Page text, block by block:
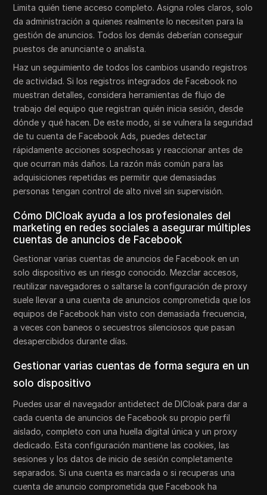
Limita quién tiene acceso completo. Asigna roles claros, solo
da administración a quienes realmente lo necesiten para la
gestión de anuncios. Todos los demás deberían conseguir
puestos de anunciante o analista.
Haz un seguimiento de todos los cambios usando registros
de actividad. Si los registros integrados de Facebook no
muestran detalles, considera herramientas de flujo de
trabajo del equipo que registran quién inicia sesión, desde
dónde y qué hacen. De este modo, si se vulnera la seguridad
de tu cuenta de Facebook Ads, puedes detectar
rápidamente acciones sospechosas y reaccionar antes de
que ocurran más daños. La razón más común para las
adquisiciones repetidas es permitir que demasiadas
personas tengan control de alto nivel sin supervisión.
Cómo DICloak ayuda a los profesionales del
marketing en redes sociales a asegurar múltiples
cuentas de anuncios de Facebook
Gestionar varias cuentas de anuncios de Facebook en un
solo dispositivo es un riesgo conocido. Mezclar accesos,
reutilizar navegadores o saltarse la configuración de proxy
suele llevar a una cuenta de anuncios comprometida que los
equipos de Facebook han visto con demasiada frecuencia,
a veces con baneos o secuestros silenciosos que pasan
desapercibidos durante días.
Gestionar varias cuentas de forma segura en un
solo dispositivo
Puedes usar el navegador antidetect de DICloak para dar a
cada cuenta de anuncios de Facebook su propio perfil
aislado, completo con una huella digital única y un proxy
dedicado. Esta configuración mantiene las cookies, las
sesiones y los datos de inicio de sesión completamente
separados. Si una cuenta es marcada o si recuperas una
cuenta de anuncio comprometida que Facebook ha